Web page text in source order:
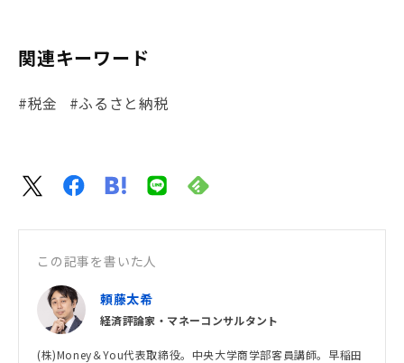
関連キーワード
#税金 #ふるさと納税
この記事を書いた人
頼藤太希
経済評論家・マネーコンサルタント
(株)Money＆You代表取締役。中央大学商学部客員講師。早稲田